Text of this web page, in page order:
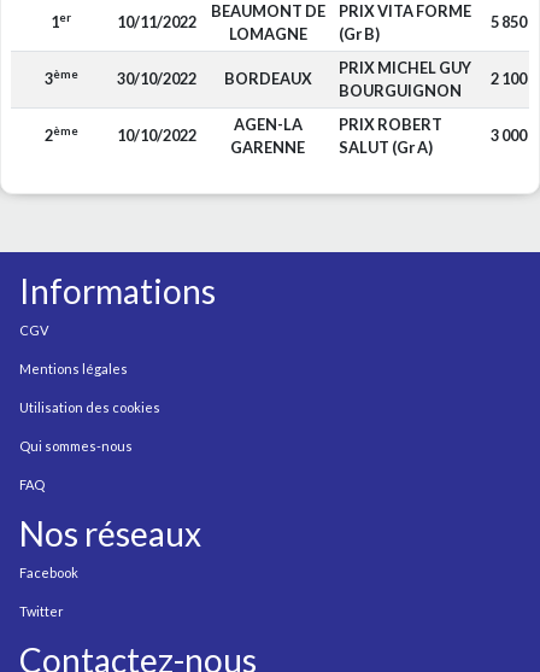
1er 10/11/2022
BEAUMONT DE
LOMAGNE
PRIX VITA FORME
(Gr B)
5 850
3ème 30/10/2022 BORDEAUX
PRIX MICHEL GUY
BOURGUIGNON
2 100
2ème 10/10/2022
AGEN-LA
GARENNE
PRIX ROBERT
SALUT (Gr A)
3 000
Informations
CGV
Mentions légales
Utilisation des cookies
Qui sommes-nous
FAQ
Nos réseaux
Facebook
Twitter
Contactez-nous